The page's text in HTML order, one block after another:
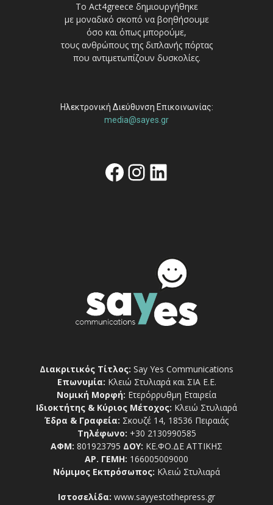
Το Act4greece δημιουργήθηκε
με μοναδικό σκοπό να βοηθήσουμε
όσο και όπως μπορούμε,
τους ανθρώπους της διπλανής πόρτας
που αντιμετωπίζουν δυσκολίες.
Ηλεκτρονική Διεύθυνση Επικοινωνίας:
media@sayes.gr
Facebook
Instagram
Linkedin
Διακριτικός Τίτλος: Say Yes Communications
Επωνυμία: Κλειώ Στυλιαρά και ΣΙΑ Ε.Ε.
Νομική Μορφή: Ετερόρρυθμη Εταιρεία
Ιδιοκτήτης & Κύριος Μέτοχος: Κλειώ Στυλιαρά
Έδρα & Γραφεία: Σκουζέ 14, 18536 Πειραιάς
Τηλέφωνο: +30 2130990585
ΑΦΜ: 801923795 ΔΟΥ: ΚΕ.ΦΟ.ΔΕ ΑΤΤΙΚΗΣ
ΑΡ. ΓΕΜΗ: 166005009000
Νόμιμος Εκπρόσωπος: Κλειώ Στυλιαρά
Ιστοσελίδα: www.sayyestothepress.gr